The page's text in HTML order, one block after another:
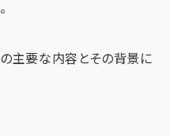
主要な内容とその背景に